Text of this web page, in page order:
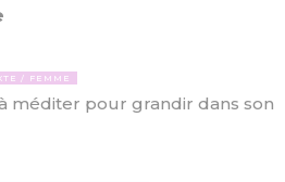
FEMME
méditer pour grandir dans son